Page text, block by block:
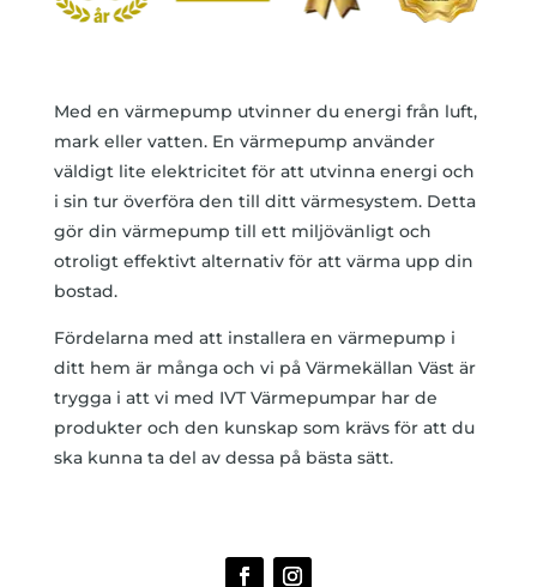
Med en värmepump utvinner du energi från luft,
mark eller vatten. En värmepump använder
väldigt lite elektricitet för att utvinna energi och
i sin tur överföra den till ditt värmesystem. Detta
gör din värmepump till ett miljövänligt och
otroligt effektivt alternativ för att värma upp din
bostad.
Fördelarna med att installera en värmepump i
ditt hem är många och vi på Värmekällan Väst är
trygga i att vi med IVT Värmepumpar har de
produkter och den kunskap som krävs för att du
ska kunna ta del av dessa på bästa sätt.